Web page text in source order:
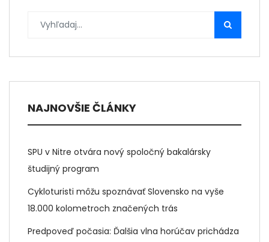
NAJNOVŠIE ČLÁNKY
SPU v Nitre otvára nový spoločný bakalársky
študijný program
Cykloturisti môžu spoznávať Slovensko na vyše
18.000 kolometroch značených trás
Predpoveď počasia: Ďalšia vlna horúčav prichádza